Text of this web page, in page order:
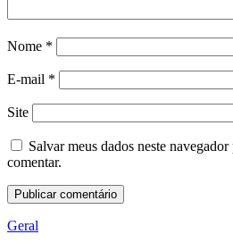
Nome *
E-mail *
Site
Salvar meus dados neste
comentar.
Geral